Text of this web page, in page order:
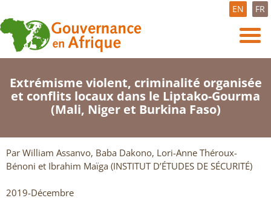
EN FR
Extrémisme violent, criminalité organisée
et conflits locaux dans le Liptako-Gourma
(Mali, Niger et Burkina Faso)
Par William Assanvo, Baba Dakono, Lori-Anne Théroux-
Bénoni et Ibrahim Maïga (INSTITUT D’ÉTUDES DE SÉCURITÉ)
2019-Décembre